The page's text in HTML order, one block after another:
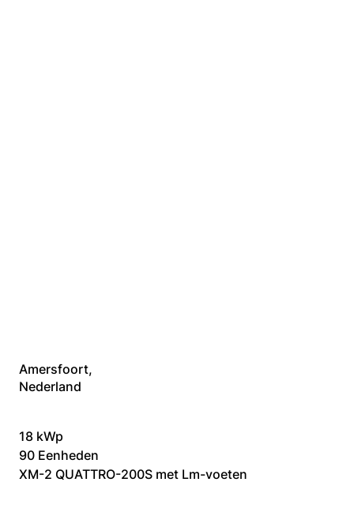
Amersfoort,
Nederland
18 kWp
90 Eenheden
XM-2 QUATTRO-200S met Lm-voeten